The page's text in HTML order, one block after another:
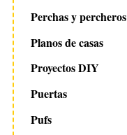
Perchas y percheros
Planos de casas
Proyectos DIY
Puertas
Pufs